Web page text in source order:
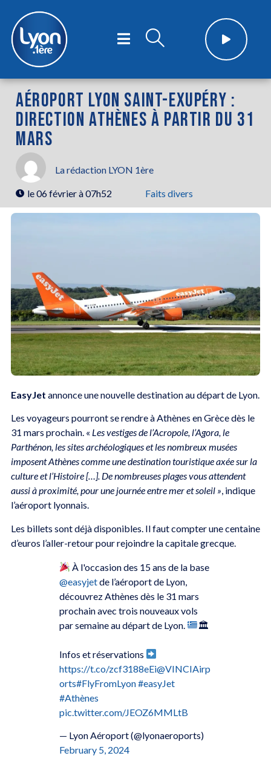
AÉROPORT LYON SAINT-EXUPÉRY :
DIRECTION ATHÈNES À PARTIR DU 31
MARS
La rédaction LYON 1ère
le06 février à 07h52 Faits divers
EasyJet annonce une nouvelle destination au départ de Lyon.
Les voyageurs pourront se rendre à Athènes en Grèce dès le
31 mars prochain. « Les vestiges de l’Acropole, l’Agora, le
Parthénon, les sites archéologiques et les nombreux musées
imposent Athènes comme une destination touristique axée sur la
culture et l’Histoire […]. De nombreuses plages vous attendent
aussi à proximité, pour une journée entre mer et soleil », indique
l’aéroport lyonnais.
Les billets sont déjà disponibles. Il faut compter une centaine
d’euros l’aller-retour pour rejoindre la capitale grecque.
À l'occasion des 15 ans de la base
@easyjetde l’aéroport de Lyon,
découvrez Athènes dès le 31 mars
prochain avec trois nouveaux vols
par semaine au départ de Lyon.
🏛
Infos et réservations
https://t.co/zcf3188eEi@VINCIAirp
orts#FlyFromLyon#easyJet
#Athènes
pic.twitter.com/JEOZ6MMLtB
— Lyon Aéroport (@lyonaeroports)
February 5, 2024